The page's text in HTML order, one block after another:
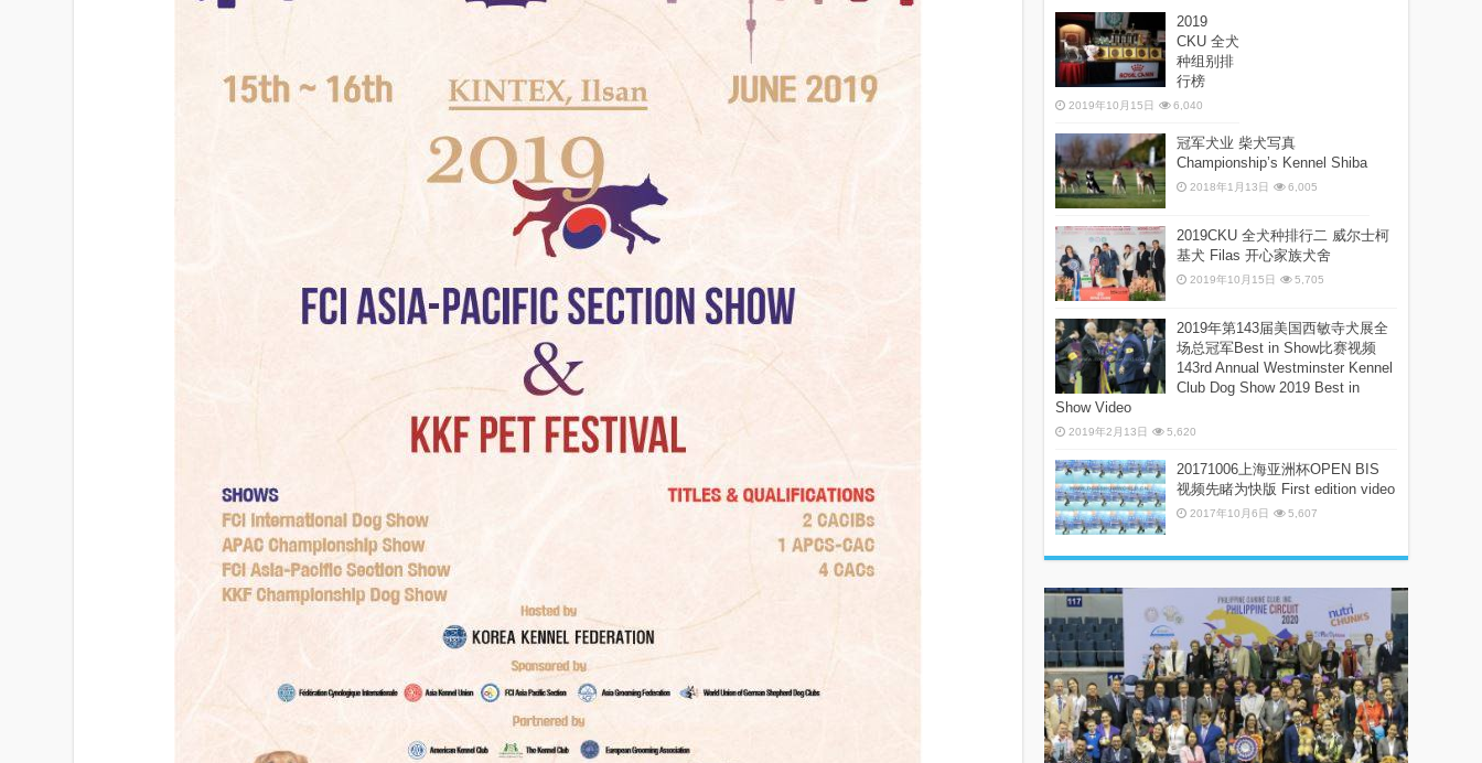
事
详
细
SHOW
&
KKF
PET
2019
CKU 全犬
种组别排
行榜
2019年10月15日 6,040
冠军犬业 柴犬写真
Championship’s Kennel Shiba
2018年1月13日 6,005
2019CKU 全犬种排行二 威尔士柯
基犬 Filas 开心家族犬舍
2019年10月15日 5,705
2019年第143届美国西敏寺犬展全
场总冠军Best in Show比赛视频
143rd Annual Westminster Kennel
Club Dog Show 2019 Best in
Show Video
2019年2月13日 5,620
20171006上海亚洲杯OPEN BIS
视频先睹为快版 First edition video
2017年10月6日 5,607